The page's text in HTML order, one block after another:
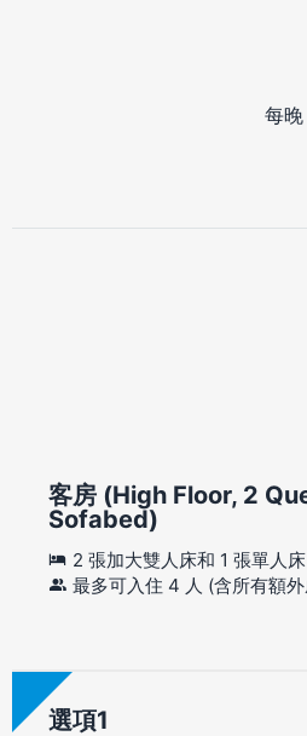
每晚
客房 (High Floor, 2
Sofabed)
2 張加大雙人床和 1 張單人床
最多可入住 4 人 (含所有額
選項